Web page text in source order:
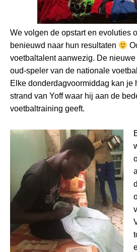
We volgen de opstart en evoluties
benieuwd naar hun resultaten
voetbaltalent aanwezig. De
oud-speler van de nationale
Elke donderdagvoormiddag kan je
strand van Yoff waar hij aan de
voetbaltraining geeft.